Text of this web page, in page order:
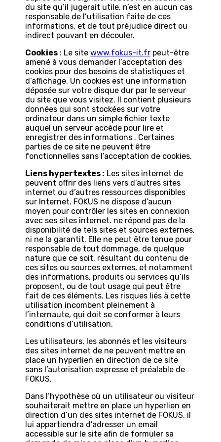
du site qu’il jugerait utile. n’est en aucun cas
responsable de l’utilisation faite de ces
informations, et de tout préjudice direct ou
indirect pouvant en découler.
Cookies : Le sitewww.fokus-it.fr peut-être
amené à vous demander l’acceptation des
cookies pour des besoins de statistiques et
d’affichage. Un cookies est une information
déposée sur votre disque dur par le serveur
du site que vous visitez. Il contient plusieurs
données qui sont stockées sur votre
ordinateur dans un simple fichier texte
auquel un serveur accède pour lire et
enregistrer des informations . Certaines
parties de ce site ne peuvent être
fonctionnelles sans l’acceptation de cookies.
Liens hypertextes : Les sites internet de
peuvent offrir des liens vers d’autres sites
internet ou d’autres ressources disponibles
sur Internet. FOKUS ne dispose d’aucun
moyen pour contrôler les sites en connexion
avec ses sites internet. ne répond pas de la
disponibilité de tels sites et sources externes,
ni ne la garantit. Elle ne peut être tenue pour
responsable de tout dommage, de quelque
nature que ce soit, résultant du contenu de
ces sites ou sources externes, et notamment
des informations, produits ou services qu’ils
proposent, ou de tout usage qui peut être
fait de ces éléments. Les risques liés à cette
utilisation incombent pleinement à
l’internaute, qui doit se conformer à leurs
conditions d’utilisation.
Les utilisateurs, les abonnés et les visiteurs
des sites internet de ne peuvent mettre en
place un hyperlien en direction de ce site
sans l’autorisation expresse et préalable de
FOKUS.
Dans l’hypothèse où un utilisateur ou visiteur
souhaiterait mettre en place un hyperlien en
direction d’un des sites internet de FOKUS, il
lui appartiendra d’adresser un email
accessible sur le site afin de formuler sa